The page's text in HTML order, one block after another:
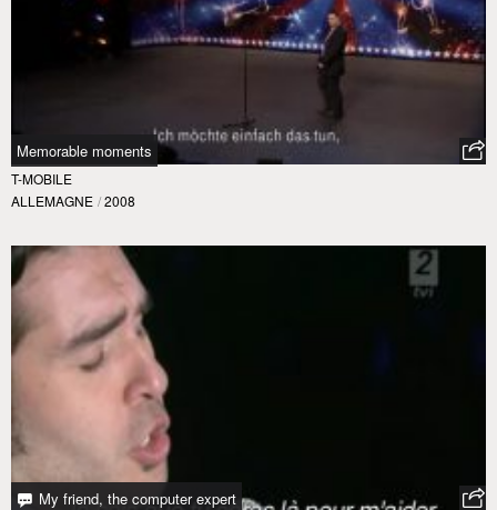
Memorable moments
T-MOBILE
ALLEMAGNE / 2008
My friend, the computer expert